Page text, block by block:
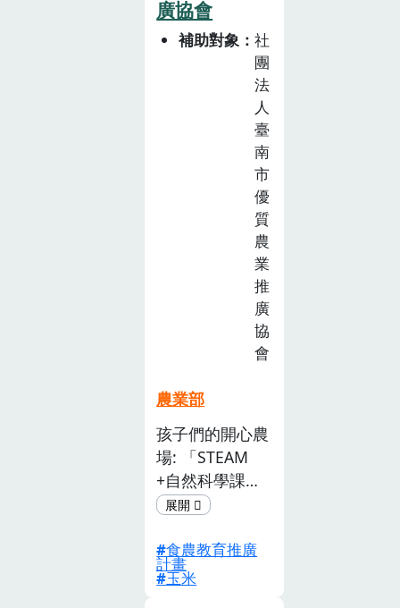
人，提供線上的
互動，主 動推
播提醒和線上教
學影片， 讓食
育觀念能隨時並
廣協會
補助對象
社
團
法
人
臺
南
市
優
質
農
業
推
廣
協
會
農業部
孩子們的開心農
場: 「STEAM
+自然科學課綱
+食農教育架
整合。以玉米為
主軸，規 劃六
食農教育推廣
計畫
玉米